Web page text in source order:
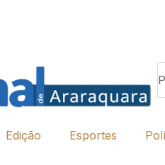
Edição Esportes